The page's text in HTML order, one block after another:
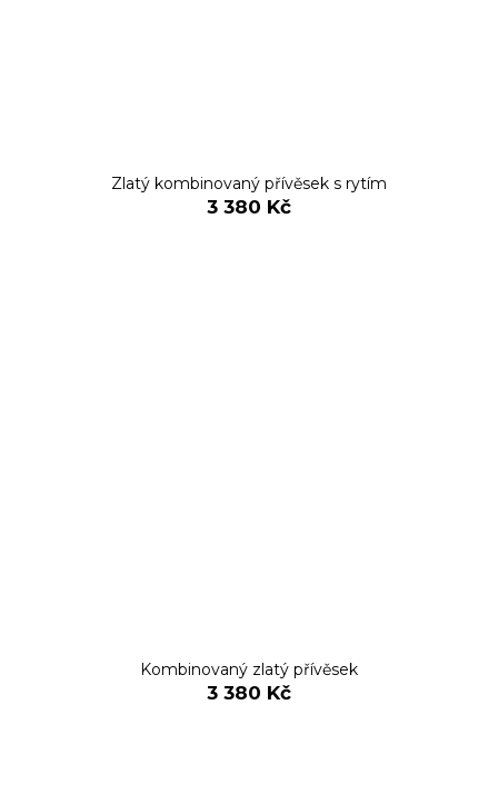
Zlatý kombinovaný přívěsek s rytím
3 380 Kč
Kombinovaný zlatý přívěsek
3 380 Kč